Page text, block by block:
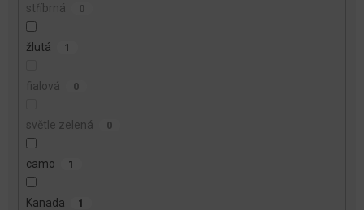
stříbrná 0
žlutá 1
fialová 0
světle zelená 0
camo 1
Kanada 1